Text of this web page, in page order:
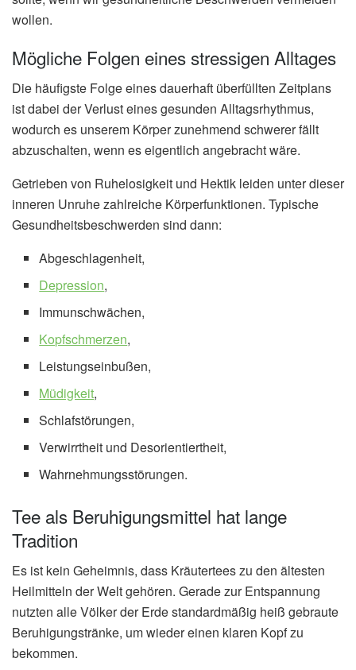
wollen.
Mögliche Folgen eines stressigen Alltages
Die häufigste Folge eines dauerhaft überfüllten Zeitplans
ist dabei der Verlust eines gesunden Alltagsrhythmus,
wodurch es unserem Körper zunehmend schwerer fällt
abzuschalten, wenn es eigentlich angebracht wäre.
Getrieben von Ruhelosigkeit und Hektik leiden unter dieser
inneren Unruhe zahlreiche Körperfunktionen. Typische
Gesundheitsbeschwerden sind dann:
Abgeschlagenheit,
Depression,
Immunschwächen,
Kopfschmerzen,
Leistungseinbußen,
Müdigkeit,
Schlafstörungen,
Verwirrtheit und Desorientiertheit,
Wahrnehmungsstörungen.
Tee als Beruhigungsmittel hat lange
Tradition
Es ist kein Geheimnis, dass Kräutertees zu den ältesten
Heilmitteln der Welt gehören. Gerade zur Entspannung
nutzten alle Völker der Erde standardmäßig heiß gebraute
Beruhigungstränke, um wieder einen klaren Kopf zu
bekommen.